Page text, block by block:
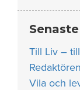
Till Liv –
Vila och